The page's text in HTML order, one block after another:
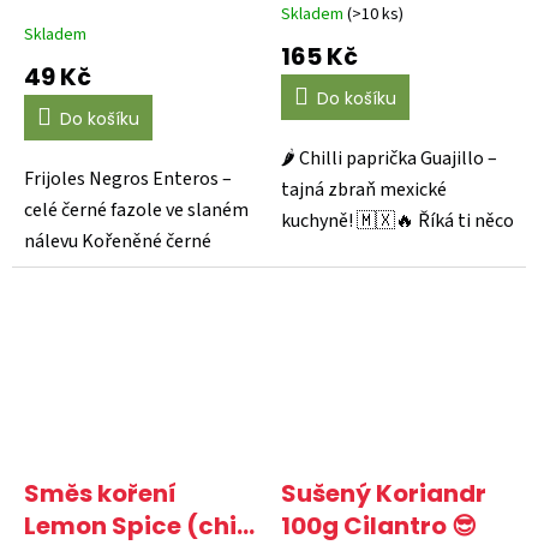
Skladem
49 Kč
Do košíku
Frijoles Negros Enteros –
celé černé fazole ve slaném
nálevu Kořeněné černé
fazole ve slaném...
Průměrné
hodnocení
produktu
4,3
5
hvězdiček.
Skladem (>10 ks)
165 Kč
Do košíku
🌶️ Chilli paprička Guajillo –
tajná zbraň mexické
kuchyně! 🇲🇽🔥 Říká ti něco
Směs koření
Lemon Spice (chili
Sušený Koriandr
100g Cilantro 😎